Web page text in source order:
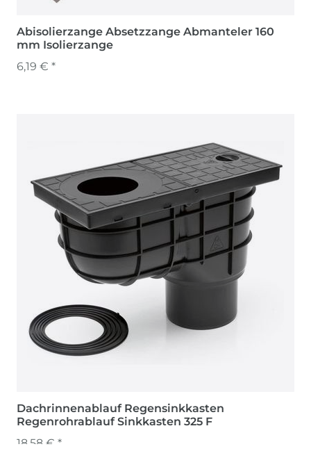
Abisolierzange Absetzzange Abmanteler 160
mm Isolierzange
6,19 € *
Dachrinnenablauf Regensinkkasten
Regenrohrablauf Sinkkasten 325 F
18,58 € *